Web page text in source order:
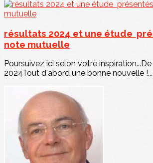
résultats 2024 et une étude
note mutuelle
Poursuivez ici selon votre
2024Tout d'abord une bonne nouvelle !...